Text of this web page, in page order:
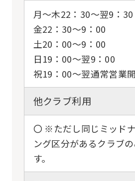
月〜木22：30〜翌9：30
金22：30〜9：00
土20：00〜9：00
日19：00〜翌9：00
祝19：00〜翌通常営業
他クラブ利用
〇 ※ただし同じミッド
ング区分があるクラブ
す。